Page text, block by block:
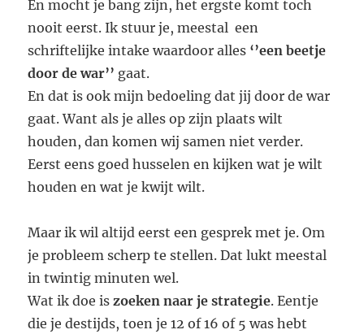
En mocht je bang zijn, het ergste komt toch
nooit eerst. Ik stuur je, meestal een
schriftelijke intake waardoor alles ‘’een beetje
door de war’’ gaat.
En dat is ook mijn bedoeling dat jij door de war
gaat. Want als je alles op zijn plaats wilt
houden, dan komen wij samen niet verder.
Eerst eens goed husselen en kijken wat je wilt
houden en wat je kwijt wilt.
Maar ik wil altijd eerst een gesprek met je. Om
je probleem scherp te stellen. Dat lukt meestal
in twintig minuten wel.
Wat ik doe iszoeken naar je strategie. Eentje
die je destijds, toen je 12 of 16 of 5 was hebt